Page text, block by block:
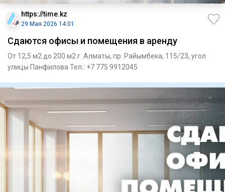
https://time.kz
29 Мая 2026 14:01
Сдаются офисы и помещения в аренду
От 12,5 м2 до 200 м2 г. Алматы, пр. Райымбека, 115/23, угол
улицы Панфилова Тел.: +7 775 9912045